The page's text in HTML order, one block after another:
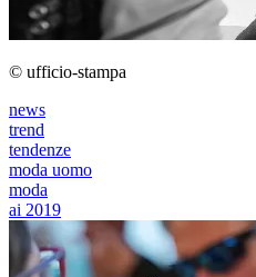
© ufficio-stampa
news
trend
tendenze
moda uomo
moda
ai 2019